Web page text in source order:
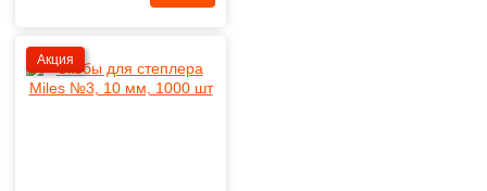
Акция